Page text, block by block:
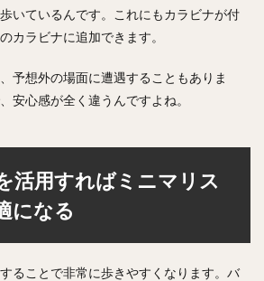
いているんです。これにもカラビナが付
カラビナに追加できます。
予想外の場面に遭遇することもありま
安心感が全く違うんですよね。
活用すればミニマリス
になる
ることで非常に歩きやすくなります。バ